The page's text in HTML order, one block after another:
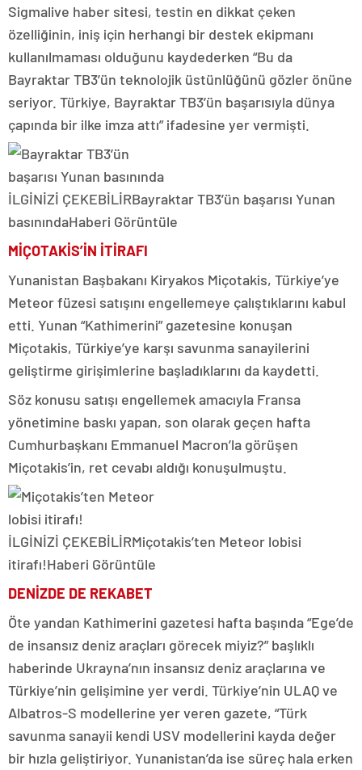
Sigmalive haber sitesi, testin en dikkat çeken
özelliğinin, iniş için herhangi bir destek ekipmanı
kullanılmaması olduğunu kaydederken “Bu da
Bayraktar TB3’ün teknolojik üstünlüğünü gözler önüne
seriyor. Türkiye, Bayraktar TB3’ün başarısıyla dünya
çapında bir ilke imza attı” ifadesine yer vermişti.
İLGİNİZİ ÇEKEBİLİRBayraktar TB3’ün başarısı Yunan
basınındaHaberi Görüntüle
MİÇOTAKİS’İN İTİRAFI
Yunanistan Başbakanı Kiryakos Miçotakis, Türkiye’ye
Meteor füzesi satışını engellemeye çalıştıklarını kabul
etti. Yunan “Kathimerini” gazetesine konuşan
Miçotakis, Türkiye’ye karşı savunma sanayilerini
geliştirme girişimlerine başladıklarını da kaydetti.
Söz konusu satışı engellemek amacıyla Fransa
yönetimine baskı yapan, son olarak geçen hafta
Cumhurbaşkanı Emmanuel Macron’la görüşen
Miçotakis’in, ret cevabı aldığı konuşulmuştu.
İLGİNİZİ ÇEKEBİLİRMiçotakis’ten Meteor lobisi
itirafı!Haberi Görüntüle
DENİZDE DE REKABET
Öte yandan Kathimerini gazetesi hafta başında “Ege’de
de insansız deniz araçları görecek miyiz?” başlıklı
haberinde Ukrayna’nın insansız deniz araçlarına ve
Türkiye’nin gelişimine yer verdi. Türkiye’nin ULAQ ve
Albatros-S modellerine yer veren gazete, “Türk
savunma sanayii kendi USV modellerini kayda değer
bir hızla geliştiriyor. Yunanistan’da ise süreç hala erken